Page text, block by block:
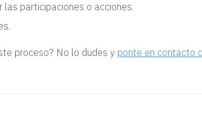
las participaciones o acciones.
proceso? No lo dudes y ponte en contacto